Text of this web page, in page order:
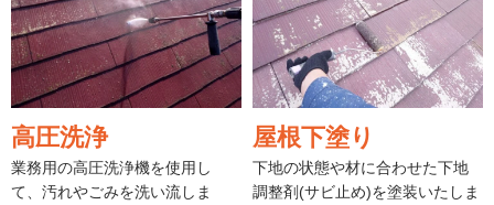
高圧洗浄
業務用の高圧洗浄機を使用し
て、汚れやごみを洗い流しま
屋根下塗り
下地の状態や材に合わせた下地
調整剤(サビ止め)を塗装いたしま